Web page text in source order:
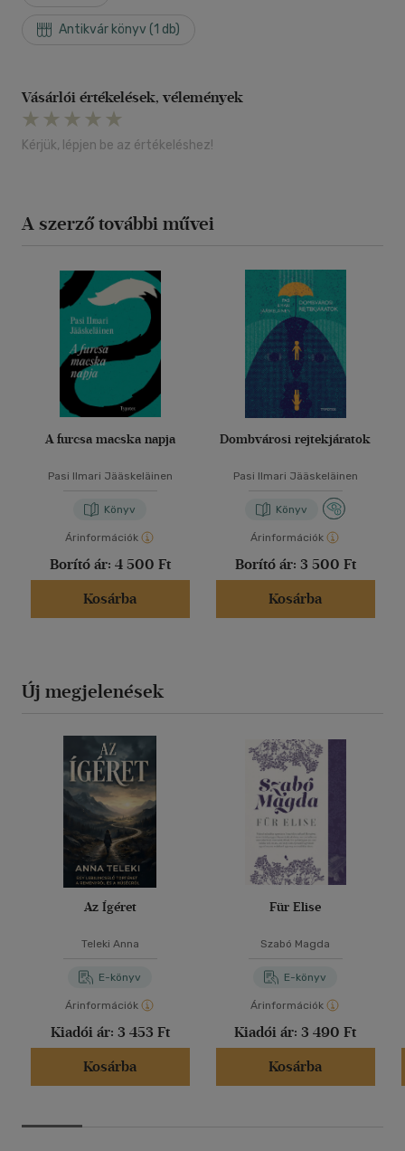
Antikvár könyv (1 db)
Vásárlói értékelések, vélemények
Kérjük, lépjen be az értékeléshez!
A szerző további művei
A furcsa macska napja
Pasi Ilmari Jääskeläinen
Könyv
Árinformációk
Borító ár: 4 500 Ft
Kosárba
Dombvárosi rejtekjáratok
Pasi Ilmari Jääskeläinen
Könyv
Árinformációk
Borító ár: 3 500 Ft
Kosárba
Új megjelenések
Az Ígéret
Teleki Anna
E-könyv
Árinformációk
Kiadói ár: 3 453 Ft
Kosárba
Für Elise
Szabó Magda
E-könyv
Árinformációk
Kiadói ár: 3 490 Ft
Kosárba